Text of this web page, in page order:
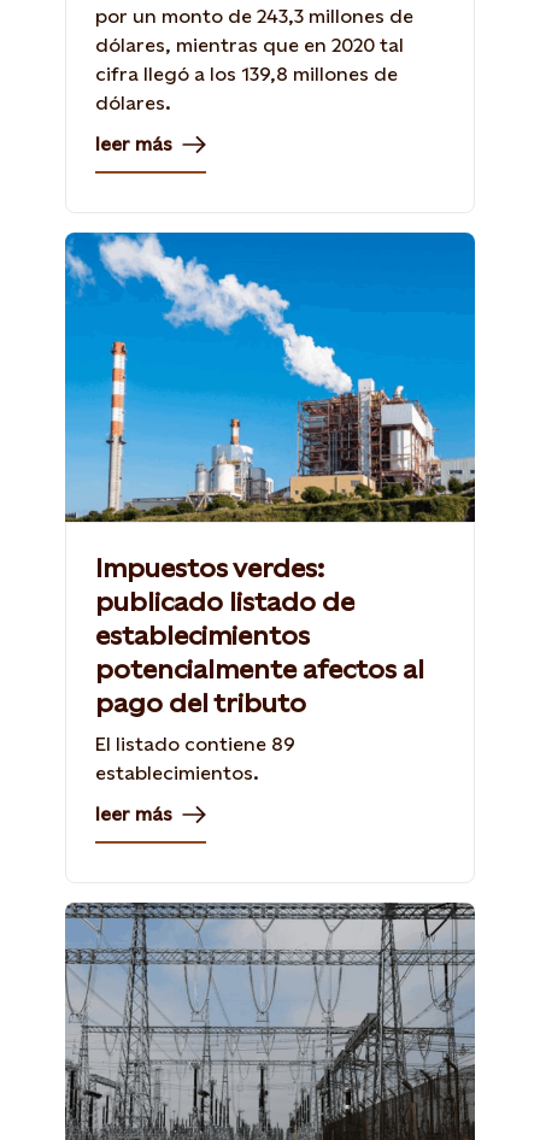
por un monto de 243,3 millones de
dólares, mientras que en 2020 tal
cifra llegó a los 139,8 millones de
dólares.
leer más
Impuestos verdes:
publicado listado de
establecimientos
potencialmente afectos al
pago del tributo
El listado contiene 89
establecimientos.
leer más